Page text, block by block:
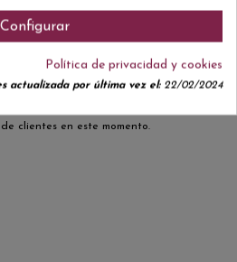
clientes en este momento.
Configurar
Política de privacidad y cookies
actualizada por última vez el:22/02/2024